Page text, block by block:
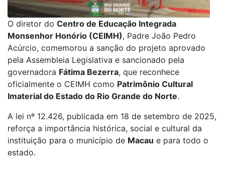
O diretor do Centro de Educação Integrada
Monsenhor Honório (CEIMH), Padre João Pedro
Acúrcio, comemorou a sanção do projeto aprovado
pela Assembleia Legislativa e sancionado pela
governadora Fátima Bezerra, que reconhece
oficialmente o CEIMH como Patrimônio Cultural
Imaterial do Estado do Rio Grande do Norte.
A lei nº 12.426, publicada em 18 de setembro de 2025,
reforça a importância histórica, social e cultural da
instituição para o município de Macau e para todo o
estado.